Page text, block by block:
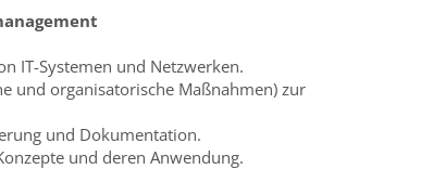
IT-Systemen und Netzwerken.
und organisatorische Maßnahmen) zur
und Dokumentation.
und deren Anwendung.